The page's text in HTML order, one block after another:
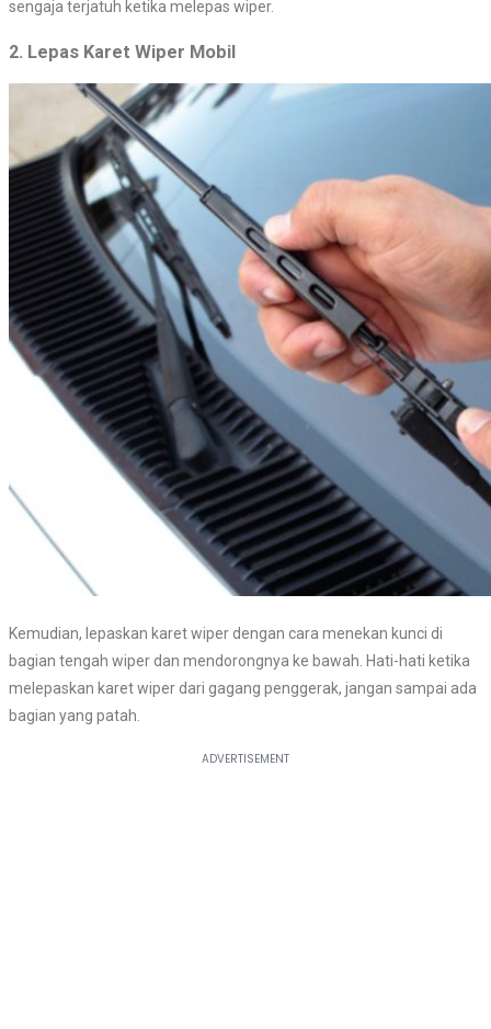
sengaja terjatuh ketika melepas wiper.
2. Lepas Karet Wiper Mobil
Kemudian, lepaskan karet wiper dengan cara menekan kunci di
bagian tengah wiper dan mendorongnya ke bawah. Hati-hati ketika
melepaskan karet wiper dari gagang penggerak, jangan sampai ada
bagian yang patah.